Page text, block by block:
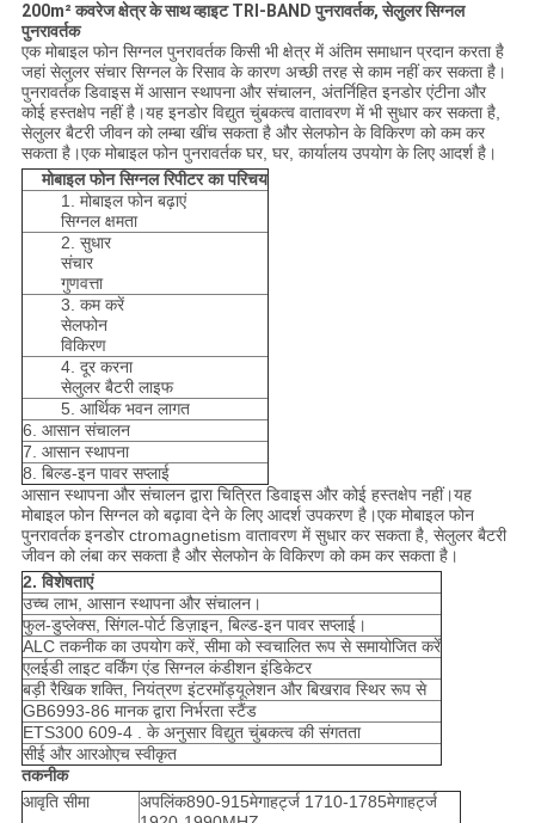
PRIVACY
POLICY
200m² कवरेज क्षेत्र के साथ व्हाइट TRI-BAND पुनरावर्तक, सेलुलर सिग्नल
पुनरावर्तक
एक मोबाइल फोन सिग्नल पुनरावर्तक किसी भी क्षेत्र में अंतिम समाधान प्रदान करता है
जहां सेलुलर संचार सिग्नल के रिसाव के कारण अच्छी तरह से काम नहीं कर सकता है।
पुनरावर्तक डिवाइस में आसान स्थापना और संचालन, अंतर्निहित इनडोर एंटीना और
कोई हस्तक्षेप नहीं है।यह इनडोर विद्युत चुंबकत्व वातावरण में भी सुधार कर सकता है,
सेलुलर बैटरी जीवन को लम्बा खींच सकता है और सेलफोन के विकिरण को कम कर
सकता है।एक मोबाइल फोन पुनरावर्तक घर, घर, कार्यालय उपयोग के लिए आदर्श है।
मोबाइल फोन सिग्नल रिपीटर का परिचय
1. मोबाइल फोन बढ़ाएं
सिग्नल क्षमता
2. सुधार
संचार
गुणवत्ता
3. कम करें
सेलफोन
विकिरण
4. दूर करना
सेलुलर बैटरी लाइफ
5. आर्थिक भवन लागत
6. आसान संचालन
7. आसान स्थापना
8. बिल्ड-इन पावर सप्लाई
आसान स्थापना और संचालन द्वारा चित्रित डिवाइस और कोई हस्तक्षेप नहीं।यह
मोबाइल फोन सिग्नल को बढ़ावा देने के लिए आदर्श उपकरण है।एक मोबाइल फोन
पुनरावर्तक इनडोर ctromagnetism वातावरण में सुधार कर सकता है, सेलुलर बैटरी
जीवन को लंबा कर सकता है और सेलफोन के विकिरण को कम कर सकता है।
2. विशेषताएं
उच्च लाभ, आसान स्थापना और संचालन।
फुल-डुप्लेक्स, सिंगल-पोर्ट डिज़ाइन, बिल्ड-इन पावर सप्लाई।
ALC तकनीक का उपयोग करें, सीमा को स्वचालित रूप से समायोजित करें
एलईडी लाइट वर्किंग एंड सिग्नल कंडीशन इंडिकेटर
बड़ी रैखिक शक्ति, नियंत्रण इंटरमॉड्यूलेशन और बिखराव स्थिर रूप से
GB6993-86 मानक द्वारा निर्भरता स्टैंड
ETS300 609-4 . के अनुसार विद्युत चुंबकत्व की संगतता
सीई और आरओएच स्वीकृत
तकनीक
आवृति सीमा
अपलिंक890-915मेगाहर्ट्ज 1710-1785मेगाहर्ट्ज